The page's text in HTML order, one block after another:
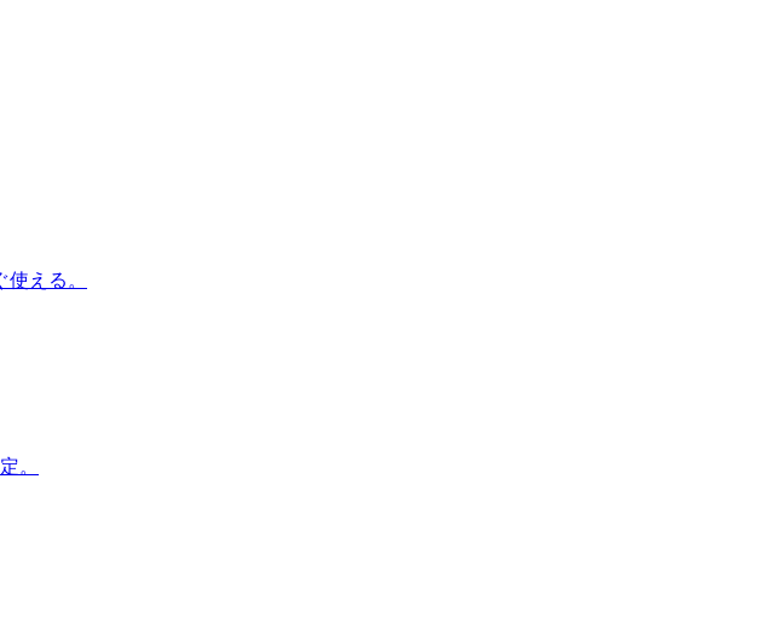
える。
。